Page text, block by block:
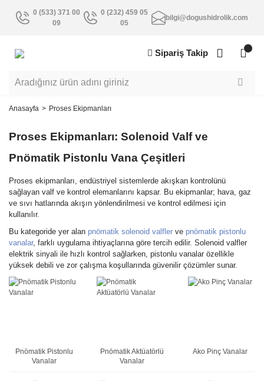
0 (533) 371 00
09
0 (232) 459 05
05
bilgi@dogushidrolik.com
Sipariş Takip
Anasayfa Proses Ekipmanları
Proses Ekipmanları: Solenoid Valf ve
Pnömatik Pistonlu Vana Çeşitleri
Proses ekipmanları, endüstriyel sistemlerde akışkan kontrolünü
sağlayan valf ve kontrol elemanlarını kapsar. Bu ekipmanlar; hava, gaz
ve sıvı hatlarında akışın yönlendirilmesi ve kontrol edilmesi için
kullanılır.
Bu kategoride yer alan pnömatik solenoid valfler ve pnömatik pistonlu
vanalar, farklı uygulama ihtiyaçlarına göre tercih edilir. Solenoid valfler
elektrik sinyali ile hızlı kontrol sağlarken, pistonlu vanalar özellikle
yüksek debili ve zor çalışma koşullarında güvenilir çözümler sunar.
Pnömatik Pistonlu
Vanalar
Pnömatik Aktüatörlü
Vanalar
Ako Pinç Vanalar